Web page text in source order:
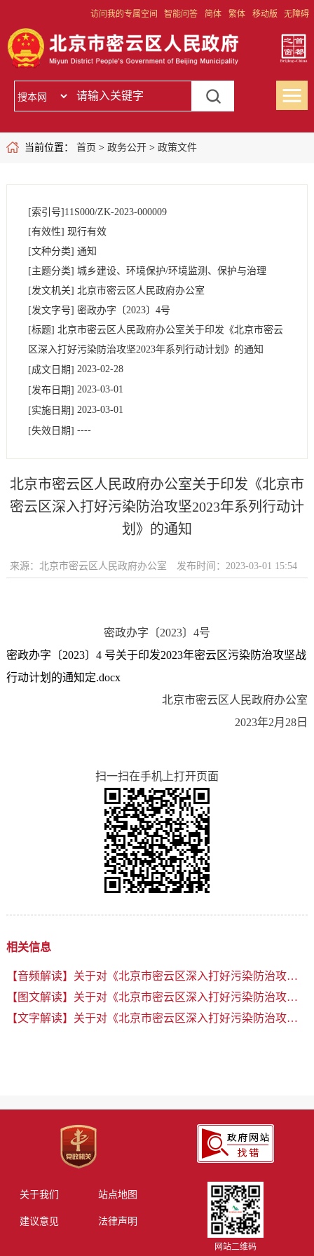
访问我的专属空间 智能问答 简体 繁体 移动版 无障碍
当前位置： 首页 > 政务公开> 政策文件
[索引号] 11S000/ZK-2023-000009
[有效性] 现行有效
[文种分类] 通知
[主题分类] 城乡建设、环境保护/环境监测、保护与治理
[发文机关] 北京市密云区人民政府办公室
[发文字号] 密政办字 〔2023〕 4号
[标题] 北京市密云区人民政府办公室关于印发《北京市密云
区深入打好污染防治攻坚2023年系列行动计划》的通知
[成文日期] 2023-02-28
[发布日期] 2023-03-01
[实施日期] 2023-03-01
[失效日期] ----
北京市密云区人民政府办公室关于印发《北京市
密云区深入打好污染防治攻坚2023年系列行动计
划》的通知
来源：北京市密云区人民政府办公室 发布时间：2023-03-01 15:54
密政办字〔2023〕4号
密政办字〔2023〕4 号关于印发2023年密云区污染防治攻坚战
行动计划的通知定.docx
北京市密云区人民政府办公室
2023年2月28日
扫一扫在手机上打开页面
相关信息
【音频解读】关于对《北京市密云区深入打好污染防治攻坚战2023年系列行动计划》的解读
【图文解读】关于对《北京市密云区深入打好污染防治攻坚战2023年系列行动计划》的解读
【文字解读】关于对《北京市密云区深入打好污染防治攻坚战2023年系列行动计划》的解读
关于我们 站点地图
建议意见 法律声明
网站二维码